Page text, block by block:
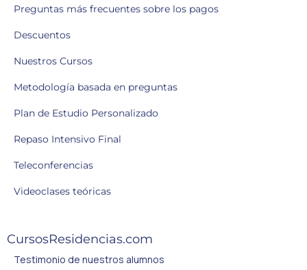
Preguntas más frecuentes sobre los pagos
Descuentos
Nuestros Cursos
Metodología basada en preguntas
Plan de Estudio Personalizado
Repaso Intensivo Final
Teleconferencias
Videoclases teóricas
CursosResidencias.com
Testimonio de nuestros alumnos